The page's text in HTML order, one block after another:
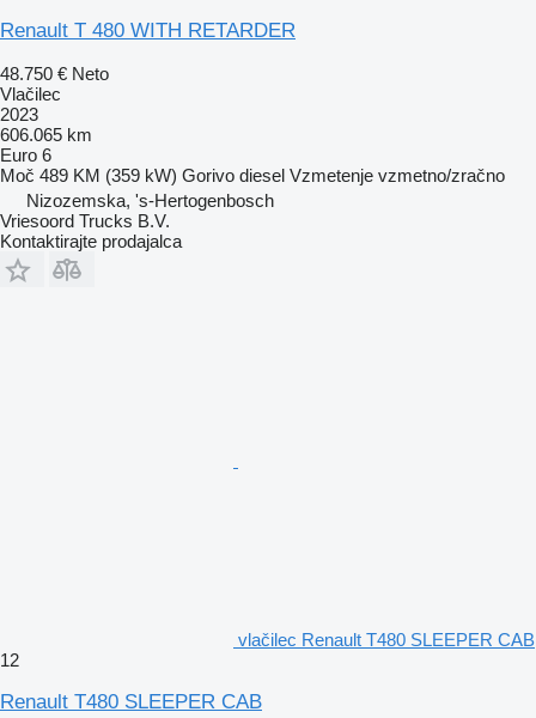
Renault T 480 WITH RETARDER
48.750 € Neto
Vlačilec
2023
606.065 km
Euro 6
Moč 489 KM (359 kW) Gorivo diesel Vzmetenje vzmetno/zračno
Nizozemska, 's-Hertogenbosch
Vriesoord Trucks B.V.
Kontaktirajte prodajalca
vlačilec Renault T480 SLEEPER CAB
12
Renault T480 SLEEPER CAB